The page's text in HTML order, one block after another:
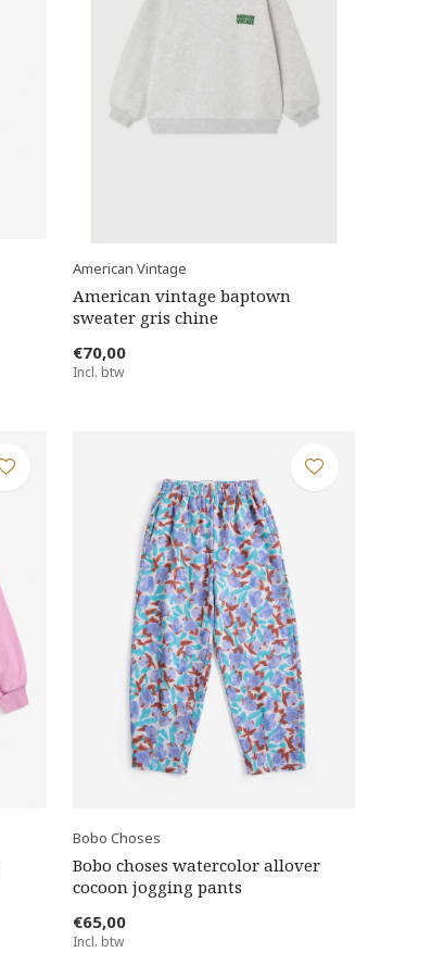
American Vintage
American vintage baptown
sweater gris chine
€70,00
Incl. btw
Bobo Choses
Bobo choses watercolor allover
cocoon jogging pants
€65,00
Incl. btw